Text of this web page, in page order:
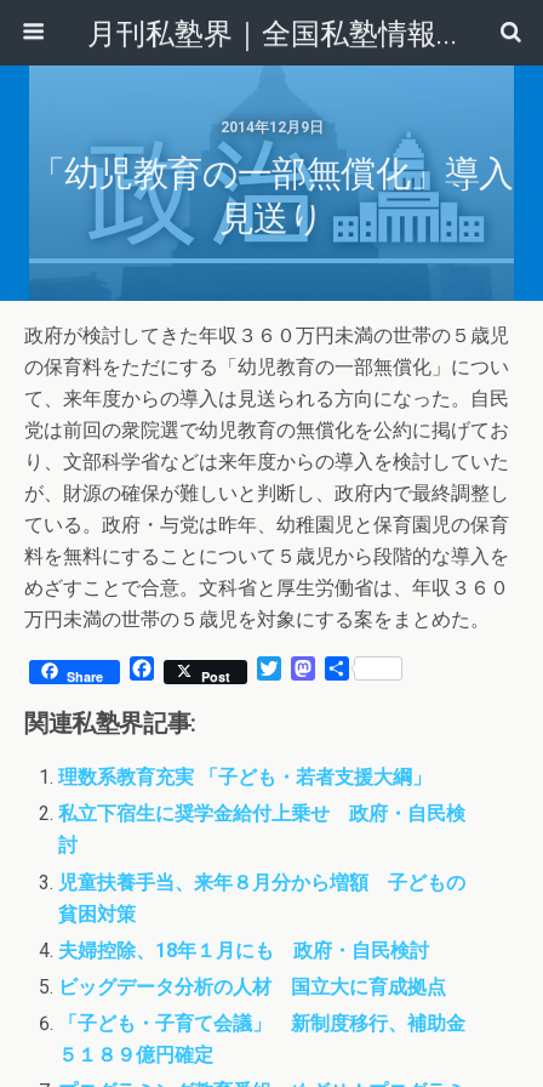
月刊私塾界｜全国私塾情報センター
2014年12月9日
「幼児教育の一部無償化」導入
見送り
政府が検討してきた年収３６０万円未満の世帯の５歳児
の保育料をただにする「幼児教育の一部無償化」につい
て、来年度からの導入は見送られる方向になった。自民
党は前回の衆院選で幼児教育の無償化を公約に掲げてお
り、文部科学省などは来年度からの導入を検討していた
が、財源の確保が難しいと判断し、政府内で最終調整し
ている。政府・与党は昨年、幼稚園児と保育園児の保育
料を無料にすることについて５歳児から段階的な導入を
めざすことで合意。文科省と厚生労働省は、年収３６０
万円未満の世帯の５歳児を対象にする案をまとめた。
Share
F
c
e
b
o
o
Post
r
M
o
d
o
共
関連私塾界記事:
理数系教育充実 「子ども・若者支援大綱」
私立下宿生に奨学金給付上乗せ 政府・自民検
討
児童扶養手当、来年８月分から増額 子どもの
貧困対策
夫婦控除、18年１月にも 政府・自民検討
ビッグデータ分析の人材 国立大に育成拠点
「子ども・子育て会議」 新制度移行、補助金
５１８９億円確定